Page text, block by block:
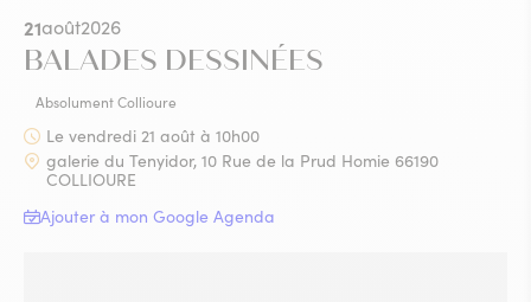
21août2026
BALADES DESSINÉES
Absolument Collioure
Le vendredi 21 août à 10h00
galerie du Tenyidor, 10 Rue de la Prud Homie 66190
COLLIOURE
Ajouter à mon Google Agenda